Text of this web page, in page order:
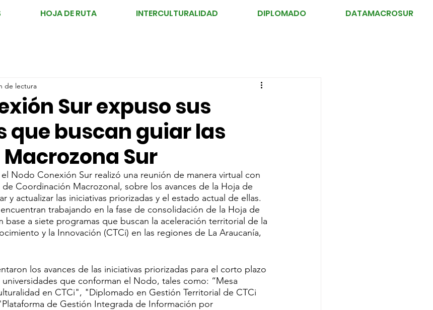
HOJA DE RUTA INTERCULTURALIDAD DIPLOMADO DATAMACROSUR
Sur expuso sus
que buscan guiar las
Macrozona Sur
de lectura
Nodo Conexión Sur realizó una reunión de manera virtual con
Coordinación Macrozonal, sobre los avances de la Hoja de
y actualizar las iniciativas priorizadas y el estado actual de ellas.
trabajando en la fase de consolidación de la Hoja de
base a siete programas que buscan la aceleración territorial de la
y la Innovación (CTCi) en las regiones de La Araucanía,
los avances de las iniciativas priorizadas para el corto plazo
universidades que conforman el Nodo, tales como: “Mesa
en CTCi", "Diplomado en Gestión Territorial de CTCi
de Gestión Integrada de Información por